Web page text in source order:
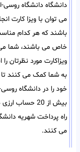
دانشگاه دانشگاه
می توان با ویزا کارت
باشند که هر کدام
خاص می باشند، شما می
ویزاکارت مورد
به شما کمک می کنند
خود را در دانشگاه
بیش از 20
راه پرداخت شهریه
می کنند.